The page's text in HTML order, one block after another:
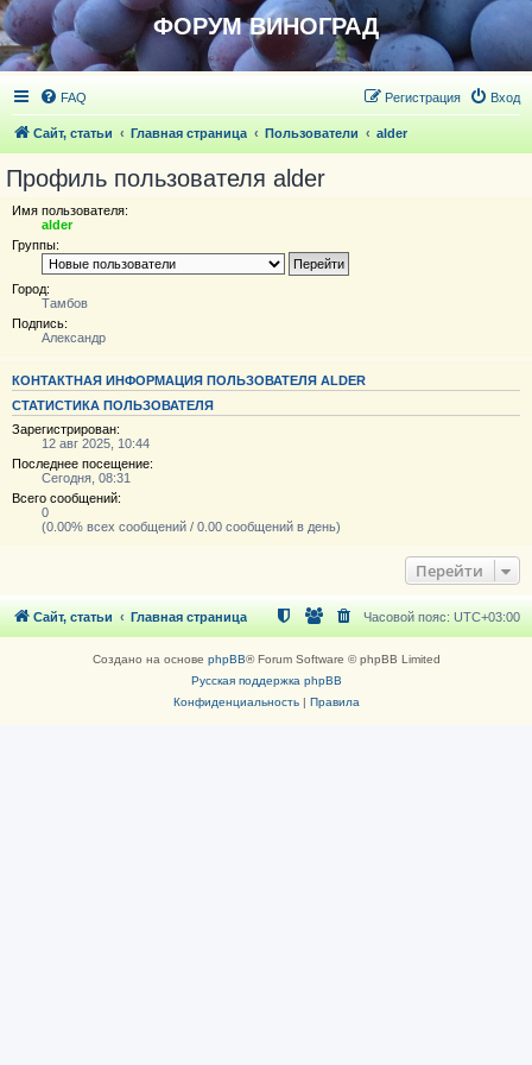
ФОРУМ ВИНОГРАД
FAQ Вход
Регистрация
Сайт, статьи Главная страница Пользователи alder
Профиль пользователя alder
Имя пользователя:
alder
Группы:
Город:
Тамбов
Подпись:
Александр
КОНТАКТНАЯ ИНФОРМАЦИЯ ПОЛЬЗОВАТЕЛЯ ALDER
СТАТИСТИКА ПОЛЬЗОВАТЕЛЯ
Зарегистрирован:
12 авг 2025, 10:44
Последнее посещение:
Сегодня, 08:31
Всего сообщений:
0
(0.00% всех сообщений / 0.00 сообщений в день)
Перейти
Сайт, статьи Главная страница Часовой пояс: UTC+03:00
Создано на основе phpBB® Forum Software © phpBB Limited
Русская поддержка phpBB
Конфиденциальность| Правила